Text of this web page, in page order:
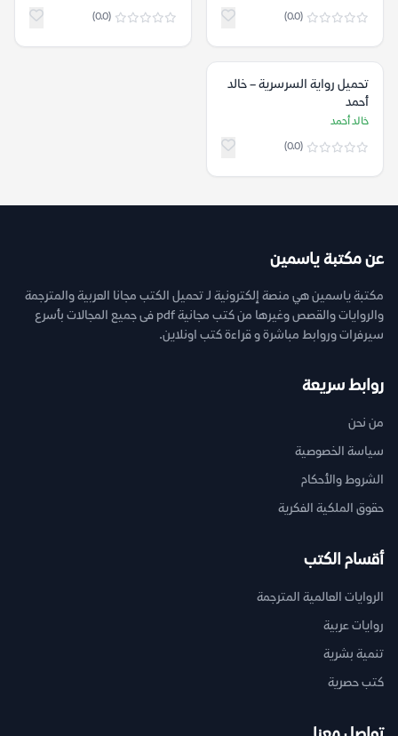
(0.0)
(0.0)
تحميل رواية السرسرية – خالد
أحمد
خالد أحمد
(0.0)
عن مكتبة ياسمين
مكتبة ياسمين هي منصة إلكترونية لـ تحميل الكتب مجانا العربية والمترجمة
والروايات والقصص وغيرها من كتب مجانية pdf فى جميع المجالات بأسرع
سيرفرات وروابط مباشرة و قراءة كتب اونلاين.
روابط سريعة
من نحن
سياسة الخصوصية
الشروط والأحكام
حقوق الملكية الفكرية
أقسام الكتب
الروايات العالمية المترجمة
روايات عربية
تنمية بشرية
كتب حصرية